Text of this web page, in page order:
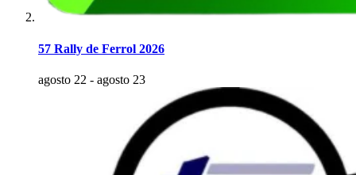
57 Rally de Ferrol 2026
agosto 22 - agosto 23